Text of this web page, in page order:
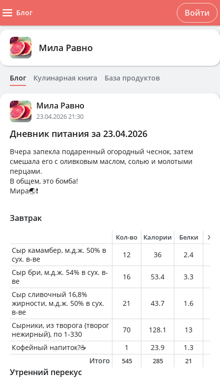
Блог Войти
Мила Равно
Блог Кулинарная книга База продуктов
Мила Равно
23.04.2026 21:30
Дневник питания за 23.04.2026
Вчера запекла подаренный огородный чеснок, затем
смешала его с оливковым маслом, солью и молотыми
перцами.
В общем, это бомба!
Мира🌏❗
Завтрак
Кол-во Калории Белки
Сыр камамбер, м.д.ж. 50% в
сух. в-ве
12 36 2.4
Сыр бри, м.д.ж. 54% в сух. в-
ве
16 53.4 3.3
Сыр сливочный 16,8%
жирности, м.д.ж. 50% в сух.
в-ве
21 43.7 1.6
Сырники, из творога (творог
нежирный), по 1-330
70 128.1 13
Кофейный напиток?☕️
1 23.9 1.3
Итого
545 285 21
Утренний перекус